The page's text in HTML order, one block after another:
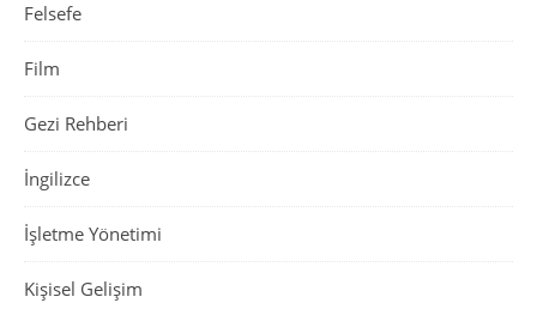
Felsefe
Film
Gezi Rehberi
İngilizce
İşletme Yönetimi
Kişisel Gelişim